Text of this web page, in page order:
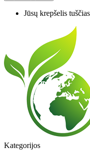
Jūsų krepšelis
Kategorijos